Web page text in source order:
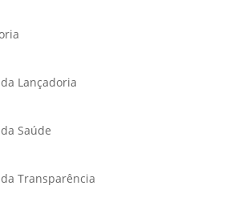
Lançadoria
Saúde
Transparência